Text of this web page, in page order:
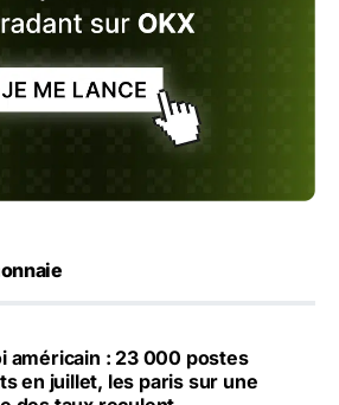
américain : 23 000 postes
en juillet, les paris sur une